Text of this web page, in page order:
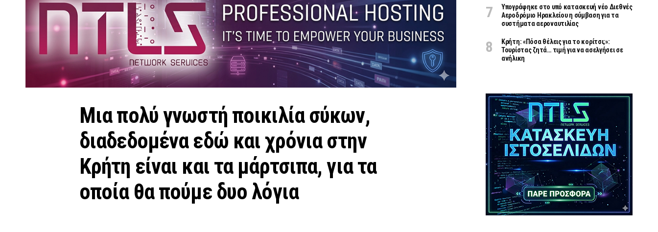
Μια πολύ γνωστή ποικιλία σύκων,
διαδεδομένα εδώ και χρόνια στην
Κρήτη είναι και τα μάρτσιπα, για τα
οποία θα πούμε δυο λόγια
Υπογράφηκε στο υπό κατασκευή νέο Διεθνές
Αεροδρόμιο Ηρακλείου η σύμβαση για τα
συστήματα αεροναυτιλίας
Κρήτη: «Πόσα θέλεις για το κορίτσι;»:
Τουρίστας ζητά… τιμή για να ασελγήσει σε
ανήλικη